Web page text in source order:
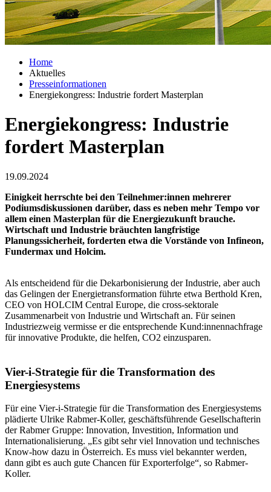
Home
Aktuelles
Presseinformationen
Energiekongress: Industrie fordert Masterplan
Energiekongress: Industrie
fordert Masterplan
19.09.2024
Einigkeit herrschte bei den Teilnehmer:innen mehrerer
Podiumsdiskussionen darüber, dass es neben mehr Tempo vor
allem einen Masterplan für die Energiezukunft brauche.
Wirtschaft und Industrie bräuchten langfristige
Planungssicherheit, forderten etwa die Vorstände von Infineon,
Fundermax und Holcim.
Als entscheidend für die Dekarbonisierung der Industrie, aber auch
das Gelingen der Energietransformation führte etwa Berthold Kren,
CEO von HOLCIM Central Europe, die cross-sektorale
Zusammenarbeit von Industrie und Wirtschaft an. Für seinen
Industriezweig vermisse er die entsprechende Kund:innennachfrage
für innovative Produkte, die helfen, CO2 einzusparen.
Vier-i-Strategie für die Transformation des
Energiesystems
Für eine Vier-i-Strategie für die Transformation des Energiesystems
plädierte Ulrike Rabmer-Koller, geschäftsführende Gesellschafterin
der Rabmer Gruppe: Innovation, Investition, Information und
Internationalisierung. „Es gibt sehr viel Innovation und technisches
Know-how dazu in Österreich. Es muss viel bekannter werden,
dann gibt es auch gute Chancen für Exporterfolge“, so Rabmer-
Koller.